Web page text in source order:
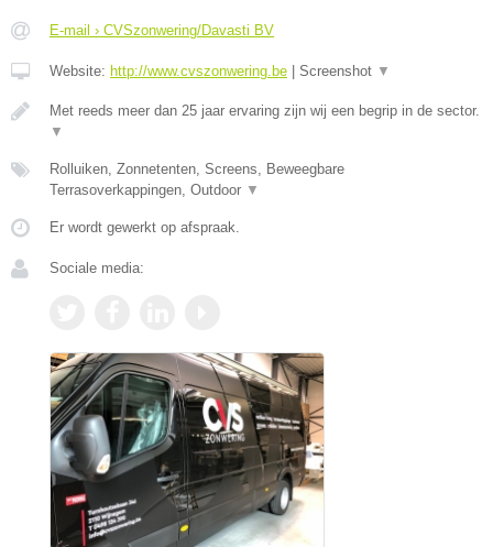
E-mail › CVSzonwering/Davasti BV
Website: http://www.cvszonwering.be Screenshot ▼
Met reeds meer dan 25 jaar ervaring zijn wij een begrip in de sector.
▼
Rolluiken, Zonnetenten, Screens, Beweegbare
Terrasoverkappingen, Outdoor ▼
Er wordt gewerkt op afspraak.
Sociale media: